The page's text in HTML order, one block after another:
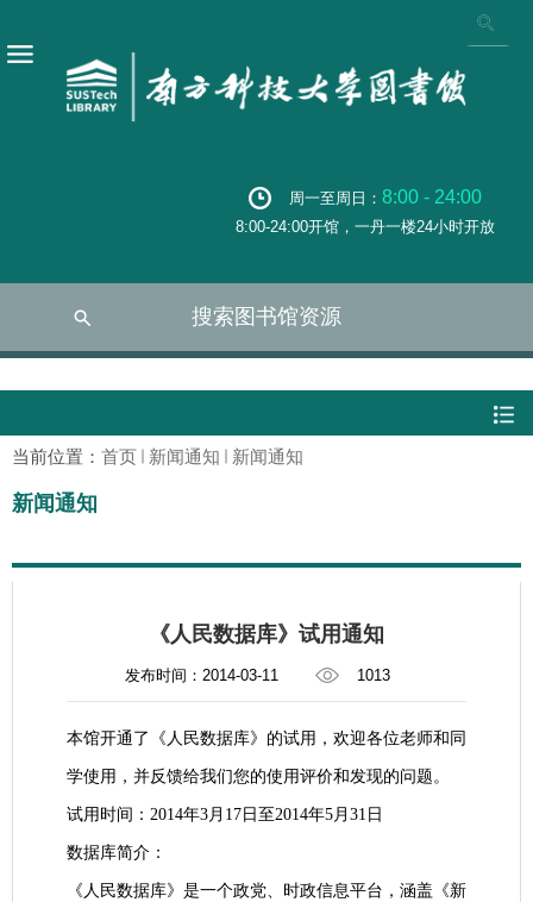
周一至周日： 8:00 - 24:00
8:00-24:00开馆，一丹一楼24小时开放
搜索图书馆资源
当前位置： 首页 新闻通知 新闻通知
新闻通知
《人民数据库》试用通知
发布时间：2014-03-11 1013
本馆开通了《人民数据库》的试用，欢迎各位老师和同
学使用，并反馈给我们您的使用评价和发现的问题。
试用时间：2014年3月17日至2014年5月31日
数据库简介：
《人民数据库》是一个政党、时政信息平台，涵盖《新